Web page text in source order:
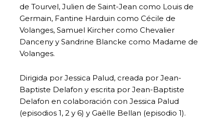
de Tourvel, Julien de Saint-Jean como Louis de
Germain, Fantine Harduin como Cécile de
Volanges, Samuel Kircher como Chevalier
Danceny y Sandrine Blancke como Madame de
Volanges.
Dirigida por Jessica Palud, creada por Jean-
Baptiste Delafon y escrita por Jean-Baptiste
Delafon en colaboración con Jessica Palud
(episodios 1, 2 y 6) y Gaëlle Bellan (episodio 1).